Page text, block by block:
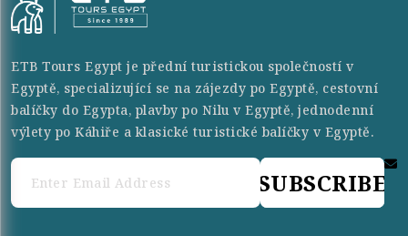
ETB Tours Egypt je přední turistickou společností v
Egyptě, specializující se na zájezdy po Egyptě, cestovní
balíčky do Egypta, plavby po Nilu v Egyptě, jednodenní
výlety po Káhiře a klasické turistické balíčky v Egyptě.
SUBSCRIBE